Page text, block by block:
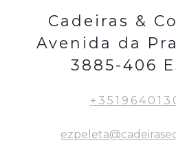
Cadeiras &
Avenida da
3885-406